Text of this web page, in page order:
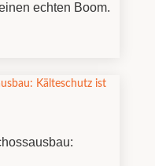
echten Boom.